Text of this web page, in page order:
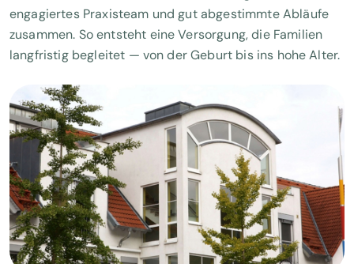
engagiertes Praxisteam und gut abgestimmte Abläufe
zusammen. So entsteht eine Versorgung, die Familien
langfristig begleitet — von der Geburt bis ins hohe Alter.